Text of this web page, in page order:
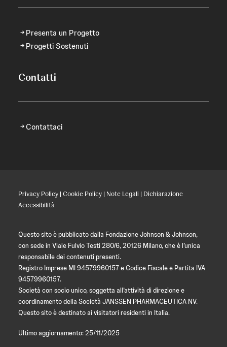
Presenta un Progetto
Progetti Sostenuti
Contatti
Contattaci
Privacy Policy | Cookie Policy | Note Legali | Dichiarazione
Accessibilità
Questo sito è pubblicato dalla Fondazione Johnson & Johnson,
con sede in Viale Fulvio Testi 280/6, 20126 Milano, che è l’unica
responsabile dei contenuti presenti.
Registro Imprese MI 94579960157 e Codice Fiscale e Partita IVA
94579960157.
Società con socio unico, soggetta all’attività di direzione e
coordinamento della Società JANSSEN PHARMACEUTICA NV.
Questo sito è destinato ai visitatori residenti in Italia.
Ultimo aggiornamento: 25/11/2025